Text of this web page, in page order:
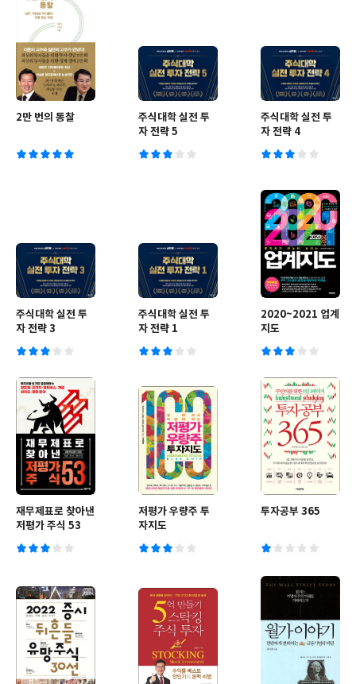
2만 번의 통찰
주식대학 실전 투
자 전략 5
주식대학 실전 투
자 전략 4
주식대학 실전 투
자 전략 3
주식대학 실전 투
자 전략 1
2020~2021 업계
지도
재무제표로 찾아낸
저평가 주식 53
저평가 우량주 투
자지도
투자공부 365